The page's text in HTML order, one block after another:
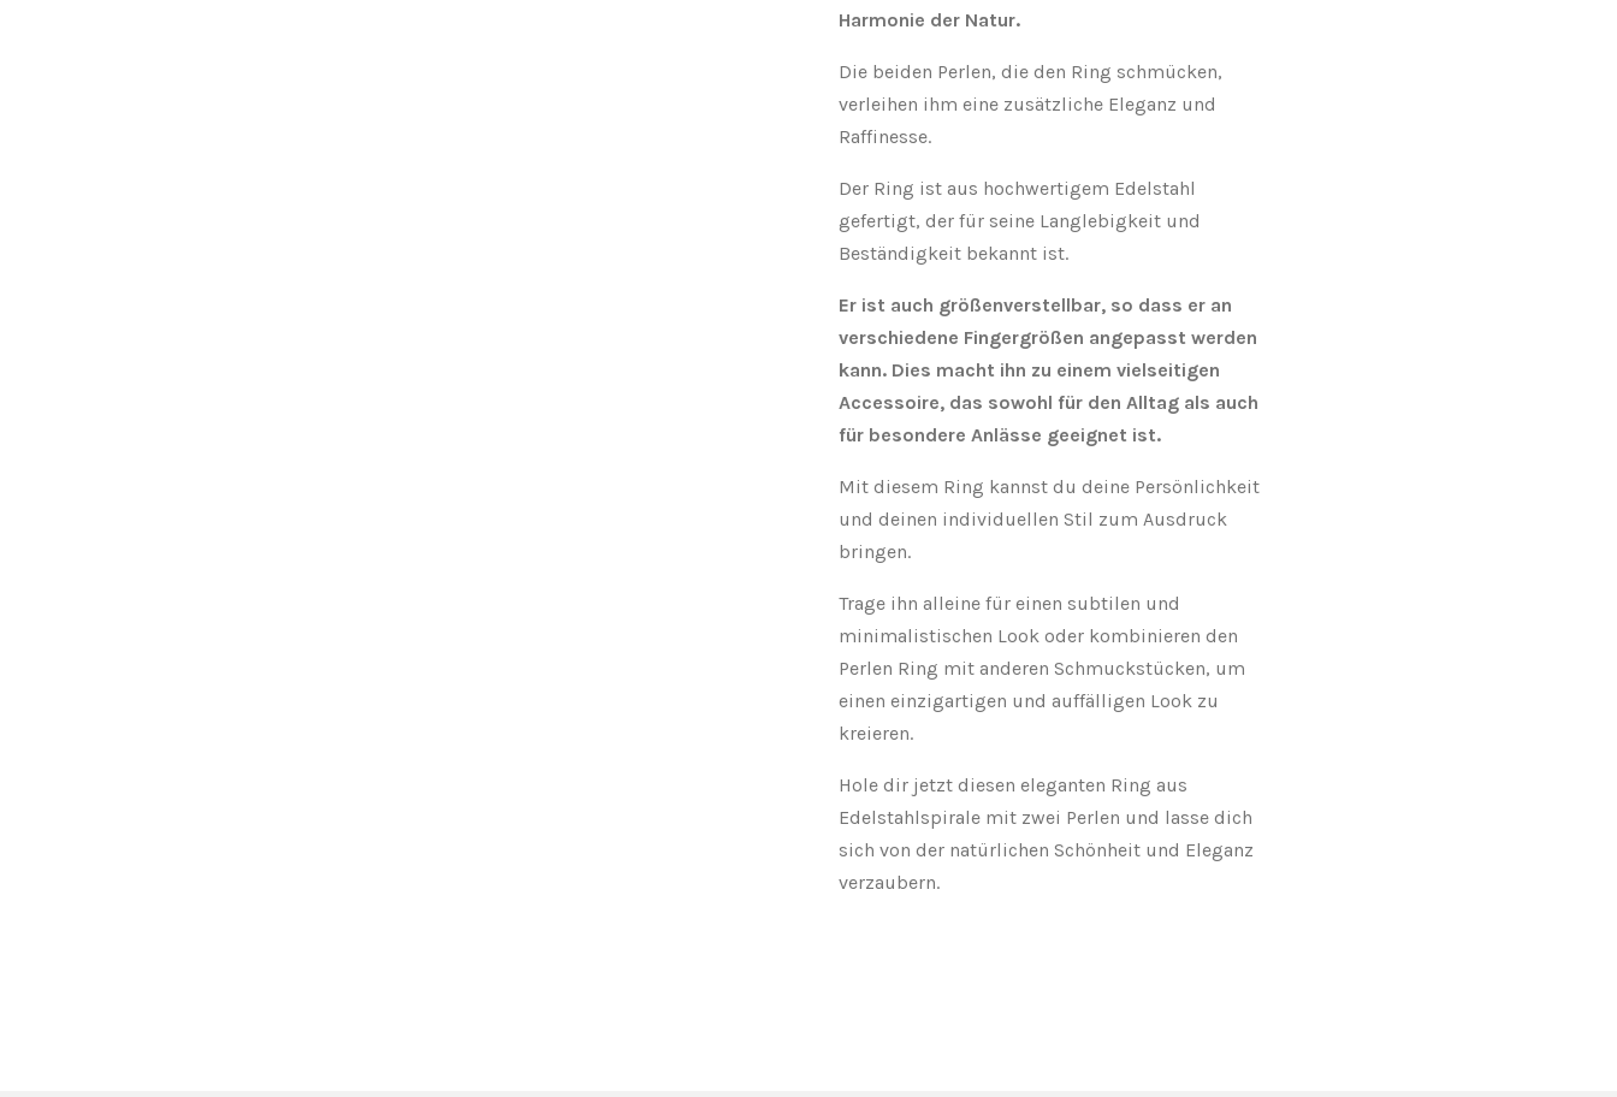
Harmonie der Natur.
Die beiden Perlen, die den Ring schmücken,
verleihen ihm eine zusätzliche Eleganz und
Raffinesse.
Der Ring ist aus hochwertigem Edelstahl
gefertigt, der für seine Langlebigkeit und
Beständigkeit bekannt ist.
Er ist auch größenverstellbar, so dass er an
verschiedene Fingergrößen angepasst werden
kann. Dies macht ihn zu einem vielseitigen
Accessoire, das sowohl für den Alltag als auch
für besondere Anlässe geeignet ist.
Mit diesem Ring kannst du deine Persönlichkeit
und deinen individuellen Stil zum Ausdruck
bringen.
Trage ihn alleine für einen subtilen und
minimalistischen Look oder kombinieren den
Perlen Ring mit anderen Schmuckstücken, um
einen einzigartigen und auffälligen Look zu
kreieren.
Hole dir jetzt diesen eleganten Ring aus
Edelstahlspirale mit zwei Perlen und lasse dich
sich von der natürlichen Schönheit und Eleganz
verzaubern.